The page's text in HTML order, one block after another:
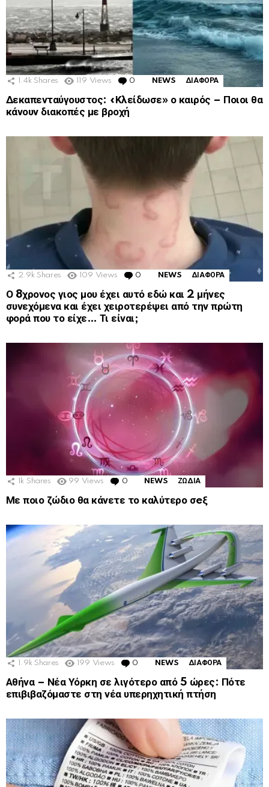
1.4k Shares 119 Views 0 Comments
NEWS ΔΙΑΦΟΡΑ
Δεκαπενταύγουστος: «Κλείδωσε» ο καιρός – Ποιοι θα
κάνουν διακοπές με βροχή
2.9k Shares 109 Views 0 Comments
NEWS ΔΙΑΦΟΡΑ
Ο 8χρονος γιος μου έχει αυτό εδώ και 2 μήνες
συνεχόμενα και έχει χειροτερέψει από την πρώτη
φορά που το είχε… Τι είναι;
1k Shares 99 Views 0 Comments
NEWS ΖΩΔΙΑ
Με ποιο ζώδιο θα κάνετε το καλύτερο σeξ
1.9k Shares 199 Views 0 Comments
NEWS ΔΙΑΦΟΡΑ
Αθήνα – Νέα Υόρκη σε λιγότερο από 5 ώρες: Πότε
επιβιβαζόμαστε στη νέα υπερηχητική πτήση